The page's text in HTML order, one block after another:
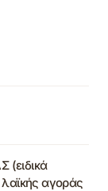
λαϊκής αγοράς